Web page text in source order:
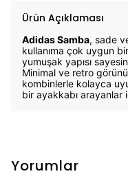
Ürün Açıklaması
Adidas Samba, sade
kullanıma çok uygun
yumuşak yapısı
Minimal ve retro
kombinlerle kolayca
bir ayakkabı arayanlar
Yorumlar